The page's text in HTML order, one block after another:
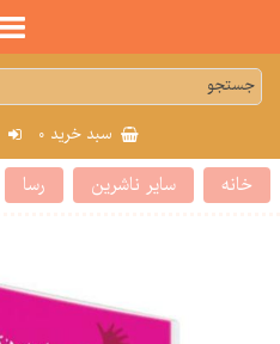
سبد خرید 0
خانه سایر ناشرین رسا